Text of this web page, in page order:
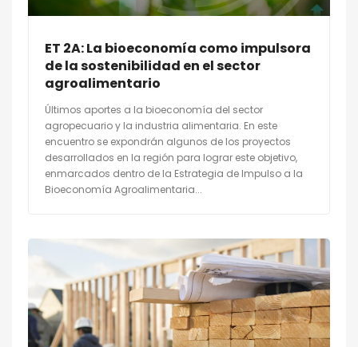
ET 2A: La bioeconomía como impulsora
de la sostenibilidad en el sector
agroalimentario
Últimos aportes a la bioeconomía del sector
agropecuario y la industria alimentaria. En este
encuentro se expondrán algunos de los proyectos
desarrollados en la región para lograr este objetivo,
enmarcados dentro de la Estrategia de Impulso a la
Bioeconomía Agroalimentaria...